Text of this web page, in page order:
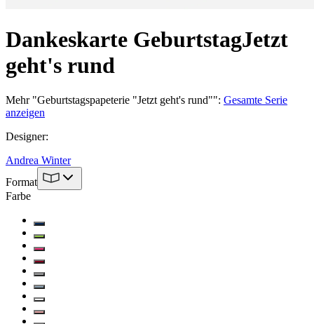
Dankeskarte GeburtstagJetzt
geht's rund
Mehr"Geburtstagspapeterie "Jetzt geht's rund"": Gesamte Serie
anzeigen
Designer:
Andrea Winter
Format
Farbe